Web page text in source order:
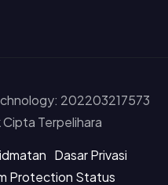
202203217573
Terpelihara
Dasar Privasi